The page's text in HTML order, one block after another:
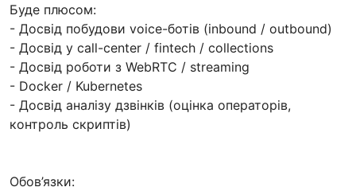
Буде плюсом:
- Досвід побудови voice-ботів (inbound / outbound)
- Досвід у call-center / fintech / collections
- Досвід роботи з WebRTC / streaming
- Docker / Kubernetes
- Досвід аналізу дзвінків (оцінка операторів,
контроль скриптів)
Обов’язки: